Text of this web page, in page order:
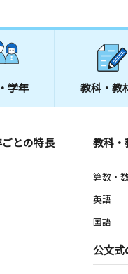
東海神駅前教室
金 土
市本町７丁目２５－１タカ
ロンシンデレラ船橋ＲＯＯ
月 火 金
3歳～高校生
１０２号
金
市高根町６７０番 四季彩
学年 教科・教
との特長 教科・
算数・
英語
国語
公文式